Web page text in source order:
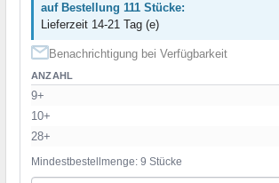
auf Bestellung 111 Stücke:
Lieferzeit 14-21 Tag (e)
Benachrichtigung bei Verfügbarkeit
ANZAHL
9+
10+
28+
Mindestbestellmenge: 9 Stücke